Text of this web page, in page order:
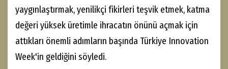
yaygınlaştırmak, yenilikçi fikirleri teşvik etmek, katma
değeri yüksek üretimle ihracatın önünü açmak için
attıkları önemli adımların başında Türkiye Innovation
Week'in geldiğini söyledi.